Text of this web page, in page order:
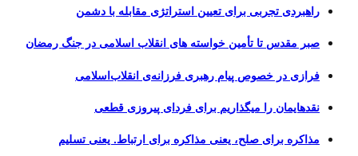
راهبردی تجربی برای تعیین استراتژی مقابله با دشمن
صبر مقدس تا تأمین خواسته های انقلاب اسلامی در جنگ رمضان
فرازی در خصوص پیام رهبری فرزانه‌ی انقلاب‌اسلامی
نقدهایمان را میگذاریم برای فردای پیروزی قطعی
مذاکره برای صلح، یعنی مذاکره برای ارتباط. یعنی تسلیم